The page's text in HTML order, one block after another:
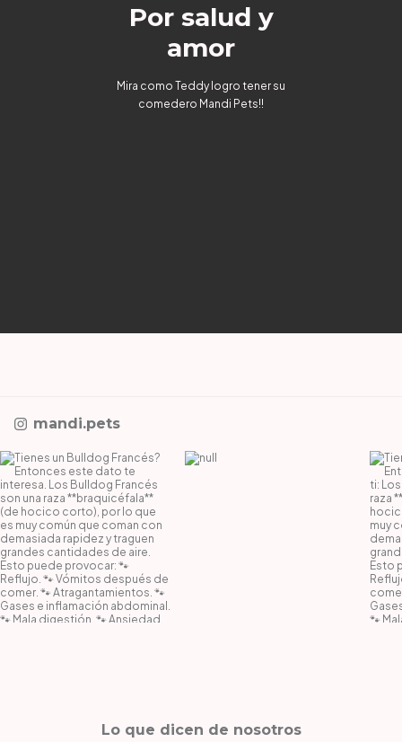
Por salud y
amor
Mira como Teddy logro tener su
comedero Mandi Pets!!
mandi.pets
Lo que dicen de nosotros